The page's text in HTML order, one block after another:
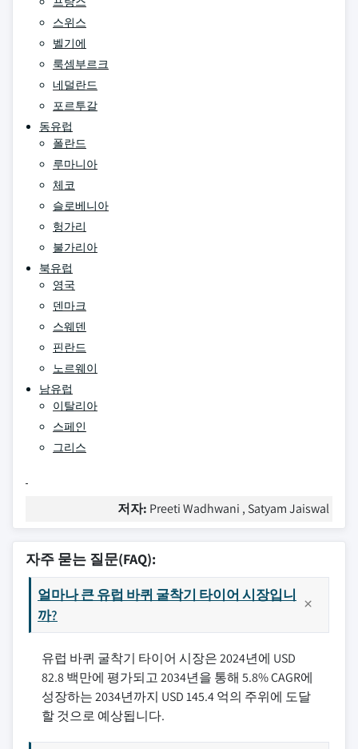
스위스
벨기에
룩셈부르크
네덜란드
포르투갈
동유럽
폴란드
루마니아
체코
슬로베니아
헝가리
불가리아
북유럽
영국
덴마크
스웨덴
핀란드
노르웨이
남유럽
이탈리아
스페인
그리스
저자: Preeti Wadhwani , Satyam Jaiswal
자주 묻는 질문(FAQ):
얼마나 큰 유럽 바퀴 굴착기 타이어 시장입니
까?
유럽 바퀴 굴착기 타이어 시장은 2024년에 USD
82.8 백만에 평가되고 2034년을 통해 5.8% CAGR에
성장하는 2034년까지 USD 145.4 억의 주위에 도달
할 것으로 예상됩니다.